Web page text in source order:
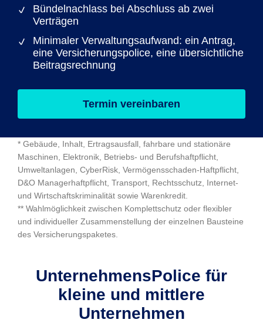
Bündelnachlass bei Abschluss ab zwei
Verträgen
Minimaler Verwaltungsaufwand: ein Antrag,
eine Versicherungspolice, eine übersichtliche
Beitragsrechnung
Termin vereinbaren
* Gebäude, Inhalt, Ertragsausfall, fahrbare und stationäre
Maschinen, Elektronik, Betriebs- und Berufshaftpflicht,
Umweltanlagen, CyberRisk, Vermögensschaden-Haftpflicht,
D&O Managerhaftpflicht, Transport, Rechtsschutz, Internet-
und Wirtschaftskriminalität sowie Warenkredit.
** Wahlmöglichkeit zwischen Komplettschutz oder flexibler
und individueller Zusammenstellung der einzelnen Bausteine
des Versicherungspaketes.
UnternehmensPolice für
kleine und mittlere
Unternehmen